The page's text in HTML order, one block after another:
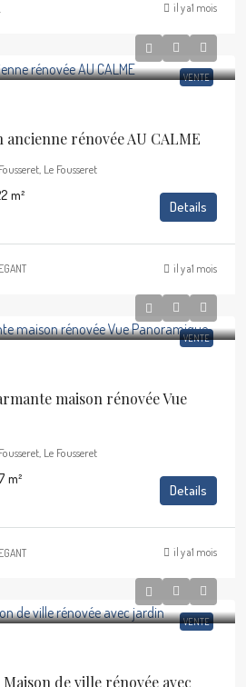
il y a1 mois
VENTE
ancienne rénovée AU CALME
Le Fousseret
m²
Details
il y a1 mois
VENTE
maison rénovée Vue
Le Fousseret
m²
Details
il y a1 mois
VENTE
de ville rénovée avec